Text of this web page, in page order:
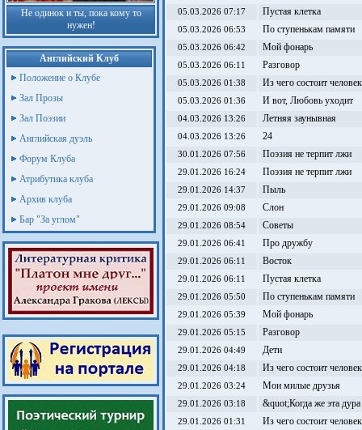
Не одинок и ты, пока кому то
нужен!
Английский Клуб
Положение о Клубе
Зал Прозы
Зал Поэзии
Английская дуэль
Форум Клуба
Атрибутика клуба
Архив клуба
Бар "За углом"
05.03.2026 07:17 Пустая клетка
05.03.2026 06:53 По ступенькам памяти
05.03.2026 06:42 Мой фонарь
05.03.2026 06:11 Разговор
05.03.2026 01:38 Из чего состоит
05.03.2026 01:36 И вот, Любовь уходит
04.03.2026 13:26 Летняя заунывная
04.03.2026 13:26 24
30.01.2026 07:56 Поэзия не терпит лжи
29.01.2026 16:24 Поэзия не терпит лжи
29.01.2026 14:37 Пыль
29.01.2026 09:08 Слон
29.01.2026 08:54 Советы
29.01.2026 06:41 Про дружбу
29.01.2026 06:11 Восток
29.01.2026 06:11 Пустая клетка
29.01.2026 05:50 По ступенькам памяти
29.01.2026 05:39 Мой фонарь
29.01.2026 05:15 Разговор
29.01.2026 04:49 Дети
29.01.2026 04:18 Из чего состоит
29.01.2026 03:24 Мои милые друзья
29.01.2026 03:18 &quot;Когда же эта
29.01.2026 01:31 Из чего состоит